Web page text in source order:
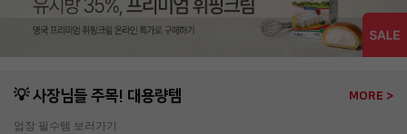
💡 사장님들 주목! 대용량템 MORE >
업장 필수템 보러가기